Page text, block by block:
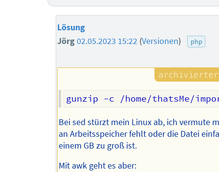
Lösung
Jörg02.05.2023 15:22 (Versionen) php
Bei sed stürzt mein Linux ab, ich vermute
an Arbeitsspeicher fehlt oder die Datei
einem GB zu groß ist.
Mit awk geht es aber: